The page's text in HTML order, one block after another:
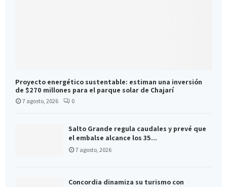
Proyecto energético sustentable: estiman una inversión
de $270 millones para el parque solar de Chajarí
7 agosto, 2026 0
Salto Grande regula caudales y prevé que
el embalse alcance los 35...
7 agosto, 2026
Concordia dinamiza su turismo con